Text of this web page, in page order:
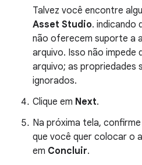
Talvez você encontre
Asset Studio. indicando
não oferecem suporte a
arquivo. Isso não impede
arquivo; as propriedades
ignorados.
Clique em Next.
Na próxima tela,
que você quer colocar o
em Concluir.